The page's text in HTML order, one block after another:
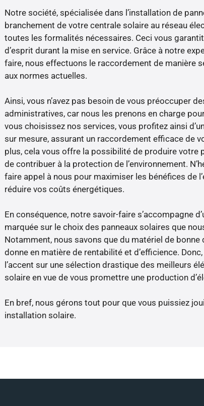
Notre société, spécialisée dans l’installation de
branchement de votre centrale solaire au réseau
toutes les formalités nécessaires. Ceci vous
d’esprit durant la mise en service. Grâce à notre
faire, nous effectuons le raccordement de manière
aux normes actuelles.
Ainsi, vous n’avez pas besoin de vous préoccuper
administratives, car nous les prenons en charge
vous choisissez nos services, vous profitez ainsi
sur mesure, assurant un raccordement efficace de
plus, cela vous offre la possibilité de produire votre
de contribuer à la protection de l’environnement.
faire appel à nous pour maximiser les bénéfices de
réduire vos coûts énergétiques.
En conséquence, notre savoir-faire s’accompagne
marquée sur le choix des panneaux solaires que
Notamment, nous savons que du matériel de bonne
donne en matière de rentabilité et d’efficience.
l’accent sur une sélection drastique des meilleurs
solaire en vue de vous promettre une production
En bref, nous gérons tout pour que vous puissiez
installation solaire.